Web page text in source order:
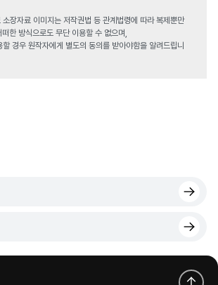
장자료 이미지는 저작권법 등 관계법령에 따라 복제뿐만
한 방식으로도 무단 이용할 수 없으며,
경우 원작자에게 별도의 동의를 받아야함을 알려드립니